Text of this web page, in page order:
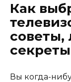
Как
советы,
Вы когда-